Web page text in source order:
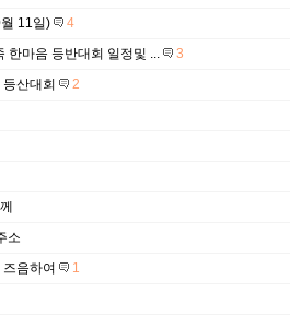
11일)
4
한마음 등반대회 일정및 ...
3
산대회
2
소
음하여
1